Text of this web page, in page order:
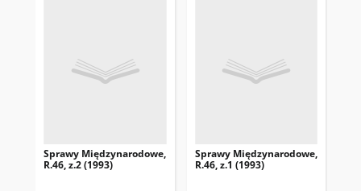
Sprawy Międzynarodowe,
R.46, z.2 (1993)
Sprawy Międzynarodowe,
R.46, z.1 (1993)